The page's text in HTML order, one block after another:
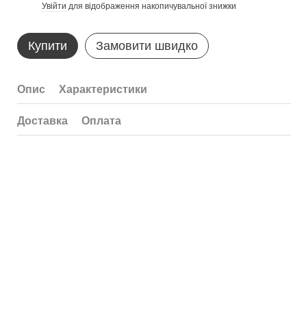
Увійти для відображення накопичувальної знижки
Купити Замовити швидко
Опис Характеристики
Доставка Оплата